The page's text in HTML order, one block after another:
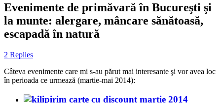
Evenimente de primăvară în Bucureşti şi
la munte: alergare, mâncare sănătoasă,
escapadă în natură
2 Replies
Câteva evenimente care mi s-au părut mai interesante şi vor avea loc
în perioada ce urmează (martie-mai 2014):